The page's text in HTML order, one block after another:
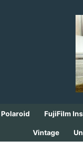
Polaroid FujiFilm
Vintage